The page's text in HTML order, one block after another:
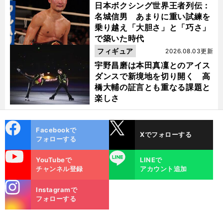
日本ボクシング世界王者列伝：
名城信男 あまりに重い試練を
乗り越え「大胆さ」と「巧さ」
で築いた時代
宇野昌磨は本田真凜とのアイス
ダンスで新境地を切り開く 高
橋大輔の証言とも重なる課題と
楽しさ
2026.08.03更新
フィギュア
ok
Facebookで
フォローする
Xでフォローする
YouTubeで
チャンネル登録
LINE
LINEで
アカウント追加
m
Instagramで
フォローする